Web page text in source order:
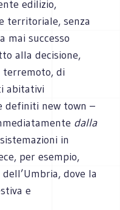
edilizio,
territoriale, senza
mai successo
alla decisione,
terremoto, di
abitativi
definiti new town –
dalla
in
per esempio,
dove la
e